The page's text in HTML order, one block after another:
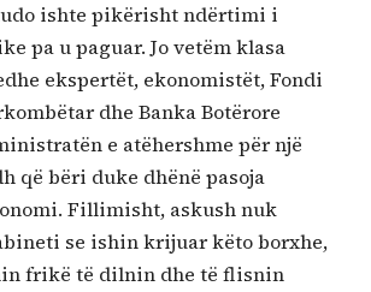
ishte pikërisht ndërtimi i
pa u paguar. Jo vetëm klasa
ekspertët, ekonomistët, Fondi
dhe Banka Botërore
e atëhershme për një
që bëri duke dhënë pasoja
Fillimisht, askush nuk
se ishin krijuar këto borxhe,
frikë të dilnin dhe të flisnin